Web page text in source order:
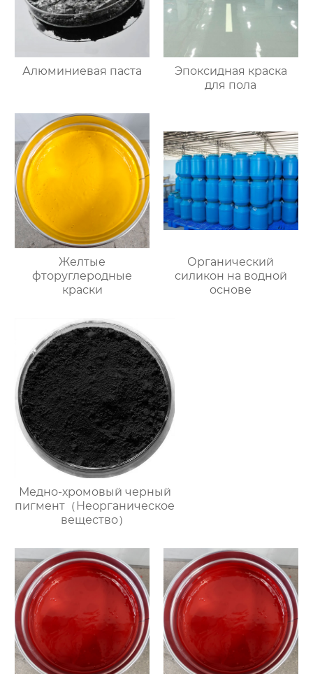
Алюминиевая паста
Эпоксидная краска
для пола
Желтые
фторуглеродные
краски
Органический
силикон на водной
основе
Медно-хромовый черный
пигмент（Неорганическое
вещество）